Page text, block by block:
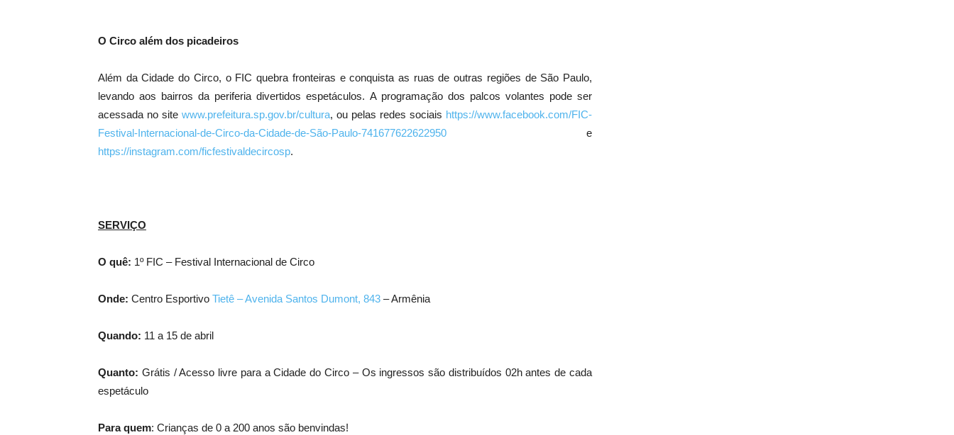
O Circo além dos picadeiros
Além da Cidade do Circo, o FIC quebra fronteiras e conquista as ruas de outras regiões de São Paulo,
levando aos bairros da periferia divertidos espetáculos. A programação dos palcos volantes pode ser
acessada no site www.prefeitura.sp.gov.br/cultura, ou pelas redes sociais https://www.facebook.com/FIC-
Festival-Internacional-de-Circo-da-Cidade-de-São-Paulo-741677622622950 e
https://instagram.com/ficfestivaldecircosp.
SERVIÇO
O quê: 1º FIC – Festival Internacional de Circo
Onde: Centro Esportivo Tietê – Avenida Santos Dumont, 843 – Armênia
Quando: 11 a 15 de abril
Quanto: Grátis / Acesso livre para a Cidade do Circo – Os ingressos são distribuídos 02h antes de cada
espetáculo
Para quem: Crianças de 0 a 200 anos são benvindas!